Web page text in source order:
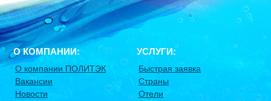
О КОМПАНИИ:
О компании ПОЛИТЭК
Вакансии
Новости
УСЛУГИ:
Быстрая заявка
Страны
Отели